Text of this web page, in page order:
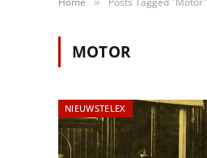
MOTOR
NIEUWSTELEX